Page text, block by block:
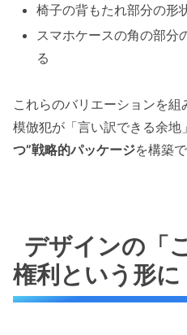
椅子の背もたれ部分の形
スマホケースの角の部分
る
これらのバリエーションを組
模倣犯が「言い訳できる余地
つ”戦略的パッケージを構築
デザインの「
権利という形に